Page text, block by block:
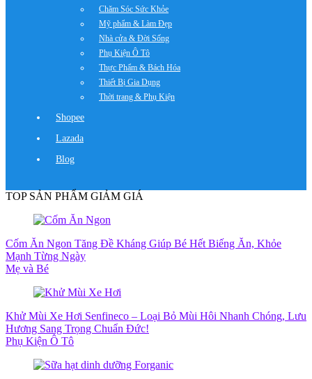
Chăm Sóc Sức Khỏe
Mỹ phẩm & Làm Đẹp
Nhà cửa & Đời Sống
Phụ Kiện Ô Tô
Thực Phẩm & Bách Hóa
Thiết Bị Gia Dụng
Thời trang & Phụ Kiện
Shopee
Lazada
Blog
TOP SẢN PHẨM GIẢM GIÁ
Cốm Ăn Ngon Tăng Đề Kháng Giúp Bé Hết Biếng Ăn, Khỏe
Mạnh Từng Ngày
Mẹ và Bé
Khử Mùi Xe Hơi Senfineco – Loại Bỏ Mùi Hôi Nhanh Chóng, Lưu
Hương Sang Trọng Chuẩn Đức!
Phụ Kiện Ô Tô